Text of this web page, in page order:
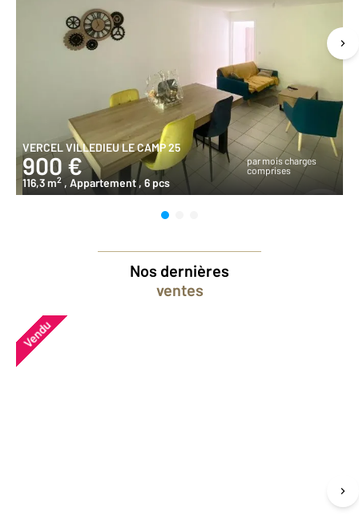
VERCEL VILLEDIEU LE CAMP 25
900 €
par mois charges
comprises
116,3 m2 , Appartement , 6 pcs
Nos dernières
ventes
Vendu